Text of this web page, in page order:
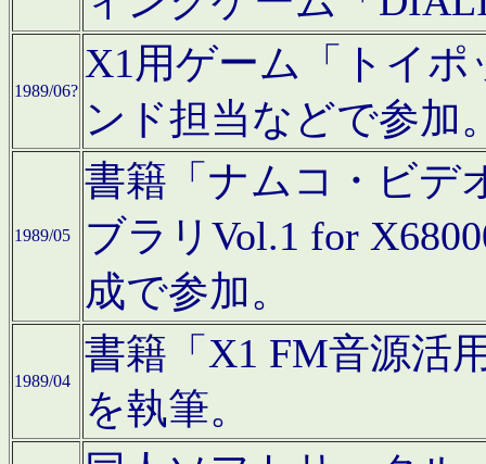
1989/06?
X1用ゲーム「トイ
ンド担当などで参加
1989/05
書籍「ナムコ・ビデ
ブラリVol.1 for
成で参加。
1989/04
書籍「X1 FM音源活
を執筆。